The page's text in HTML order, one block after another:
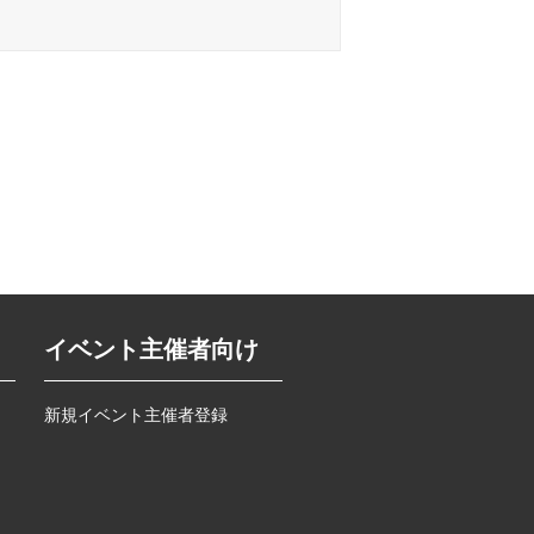
イベント主催者向け
新規イベント主催者登録